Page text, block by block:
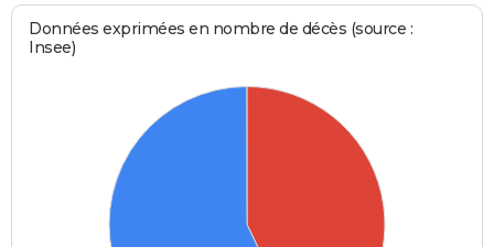
Données exprimées en nombre de décès (source :
Insee)